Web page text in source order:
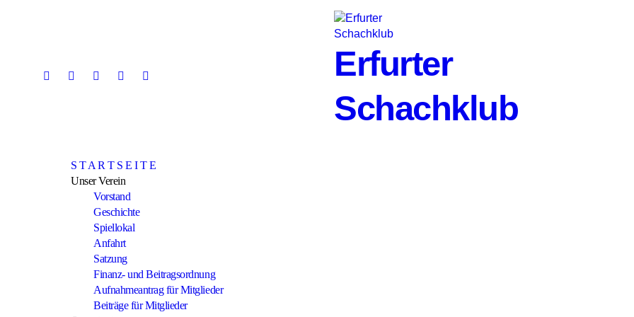
Erfurter
Schachklub
S T A R T S E I T E
Unser Verein
Vorstand
Geschichte
Spiellokal
Anfahrt
Satzung
Finanz- und Beitragsordnung
Aufnahmeantrag für Mitglieder
Beiträge für Mitglieder